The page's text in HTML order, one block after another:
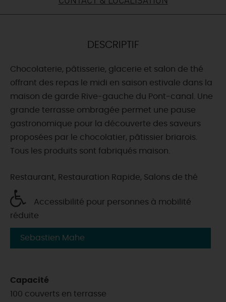
CETTE SEMAINE
TOUT L'AGENDA
DESCRIPTIF
Chocolaterie, pâtisserie, glacerie et salon de thé
offrant des repas le midi en saison estivale dans la
maison de garde Rive-gauche du Pont-canal. Une
grande terrasse ombragée permet une pause
gastronomique pour la découverte des saveurs
proposées par le chocolatier, pâtissier briarois.
Tous les produits sont fabriqués maison.
Restaurant, Restauration Rapide, Salons de thé
Accessibilité pour personnes à mobilité
réduite
Sebastien Mahe
Capacité
100 couverts en terrasse